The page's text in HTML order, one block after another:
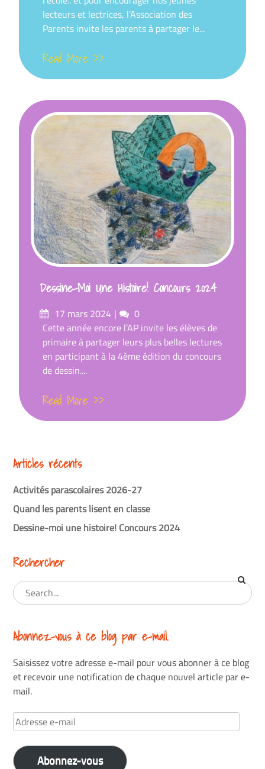
lecteurs et lectrices, l’Association des
Parents invite les parents à partager le...
Read More >>
Dessine-Moi Une Histoire! Concours 2024
Posted
on
17 mars 2024 Comments
0
Cette année encore l’AP invite les élèves de
primaire à partager leurs plus belles lectures
en participant à la 4ème édition du concours
de dessin....
Read More >>
Articles récents
Activités parascolaires 2026-27
Quand les parents lisent en classe
Dessine-moi une histoire! Concours 2024
Rechercher
Abonnez-vous à ce blog par e-mail.
Saisissez votre adresse e-mail pour vous abonner à ce blog
et recevoir une notification de chaque nouvel article par e-
mail.
Adresse
e-
mail
Abonnez-vous